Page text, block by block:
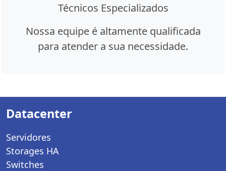
Técnicos Especializados
Nossa equipe é altamente qualificada
para atender a sua necessidade.
Datacenter
Servidores
Storages HA
Switches